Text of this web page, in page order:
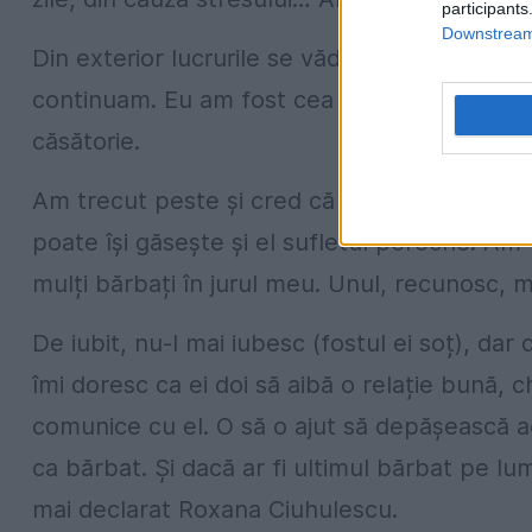
Din exterior lucrurile se văd altfel. E clar că
continuam. Eu am fost cea care am pus
căsătorie.
Am trecut peste și cred că merit să fiu
poate își găsește și el sufletul pereche.
mulți bărbați în jurul meu. Unul, recunosc,
De iubit, nu-l mai iubesc (fostul ei soț),
îmi doresc ca ei doi să aibă o relație bună,
comunice cu el. O să o ajut să
ca bărbat. Și dacă ar fi ultimul bărbat pe
mai declarat Roxana Ciuhulescu.